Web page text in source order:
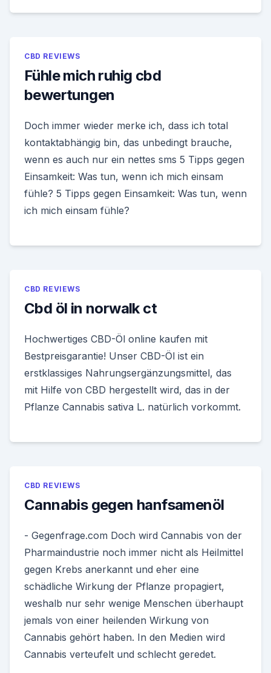
CBD REVIEWS
Fühle mich ruhig cbd
bewertungen
Doch immer wieder merke ich, dass ich total
kontaktabhängig bin, das unbedingt brauche,
wenn es auch nur ein nettes sms 5 Tipps gegen
Einsamkeit: Was tun, wenn ich mich einsam
fühle? 5 Tipps gegen Einsamkeit: Was tun, wenn
ich mich einsam fühle?
CBD REVIEWS
Cbd öl in norwalk ct
Hochwertiges CBD-Öl online kaufen mit
Bestpreisgarantie! Unser CBD-Öl ist ein
erstklassiges Nahrungsergänzungsmittel, das
mit Hilfe von CBD hergestellt wird, das in der
Pflanze Cannabis sativa L. natürlich vorkommt.
CBD REVIEWS
Cannabis gegen hanfsamenöl
- Gegenfrage.com Doch wird Cannabis von der
Pharmaindustrie noch immer nicht als Heilmittel
gegen Krebs anerkannt und eher eine
schädliche Wirkung der Pflanze propagiert,
weshalb nur sehr wenige Menschen überhaupt
jemals von einer heilenden Wirkung von
Cannabis gehört haben. In den Medien wird
Cannabis verteufelt und schlecht geredet.